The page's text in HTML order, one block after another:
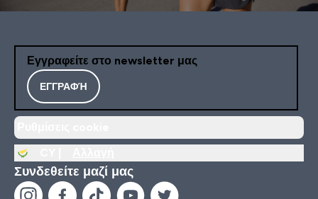
Εγγραφείτε στο newsletter μας
ΕΓΓΡΑΦΉ
Συνδεθείτε μαζί μας